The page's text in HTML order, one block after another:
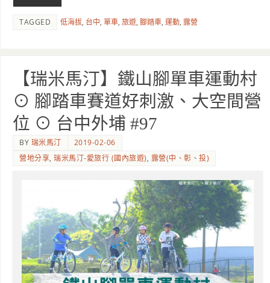
TAGGED 低海拔, 台中,單車,旅遊,腳踏車,運動, 露營
【瑞米馬汀】鐵山腳單車運動村
⊙ 腳踏車賽道好刺激、大空間營
位 ⊙ 台中外埔 #97
BY 瑞米馬汀
2019-02-06
營地分享,瑞米馬汀-愛旅行 (國內旅遊), 露營(中、彰、投)